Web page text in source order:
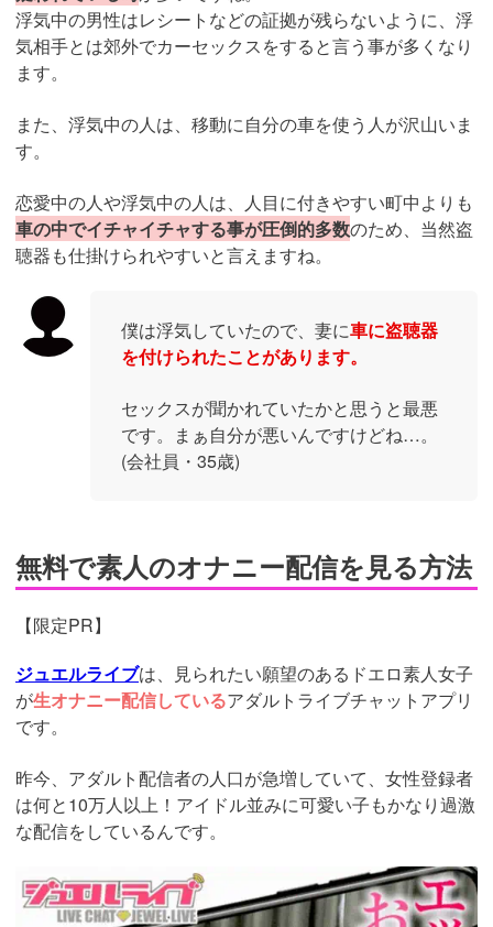
浮気中の男性はレシートなどの証拠が残らないように、浮
気相手とは郊外でカーセックスをすると言う事が多くなり
ます。
また、浮気中の人は、移動に自分の車を使う人が沢山いま
す。
恋愛中の人や浮気中の人は、人目に付きやすい町中よりも
車の中でイチャイチャする事が圧倒的多数のため、当然盗
聴器も仕掛けられやすいと言えますね。
僕は浮気していたので、妻に車に盗聴器
を付けられたことがあります。
セックスが聞かれていたかと思うと最悪
です。まぁ自分が悪いんですけどね…。
(会社員・35歳)
無料で素人のオナニー配信を見る方法
【限定PR】
ジュエルライブは、見られたい願望のあるドエロ素人女子
が生オナニー配信しているアダルトライブチャットアプリ
です。
昨今、アダルト配信者の人口が急増していて、女性登録者
は何と10万人以上！アイドル並みに可愛い子もかなり過激
な配信をしているんです。
https://www.j-
live.tv/LiveChat/acs.php?
si=jwchatt&pid=MLA5661_0003&pa=lp33.php